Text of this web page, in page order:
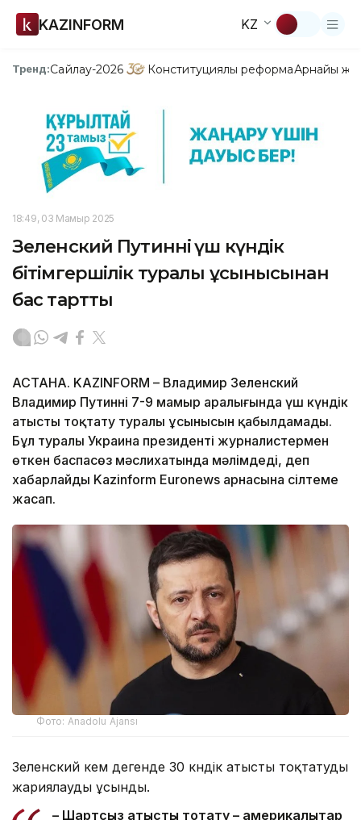
KAZINFORM KZ
Тренд:Сайлау-2026 Конституциялық реформаАрнайы
18:49, 03 Мамыр 2025
Зеленский Путиннің үш күндік
бітімгершілік туралы ұсынысынан
бас тартты
АСТАНА. KAZINFORM – Владимир Зеленский
Владимир Путиннің 7-9 мамыр аралығында үш күндік
атысты тоқтату туралы ұсынысын қабылдамады.
Бұл туралы Украина президенті журналистермен
өткен баспасөз мәслихатында мәлімдеді, деп
хабарлайды Kazinform Euronews арнасына сілтеме
жасап.
Фото: Anadolu Ajansı
Зеленский кем дегенде 30 күндік атысты тоқтатуды
жариялауды ұсынды.
– Шартсыз атысты тоқтату – америкалықтар